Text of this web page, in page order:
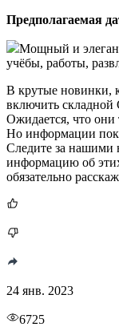
Предполагаемая
Мощный и
учёбы, работы,
В крутые новинки,
включить складной
Ожидается, что
Но информации
Следите за нашими
информацию об
обязательно
24 янв. 2023
6725